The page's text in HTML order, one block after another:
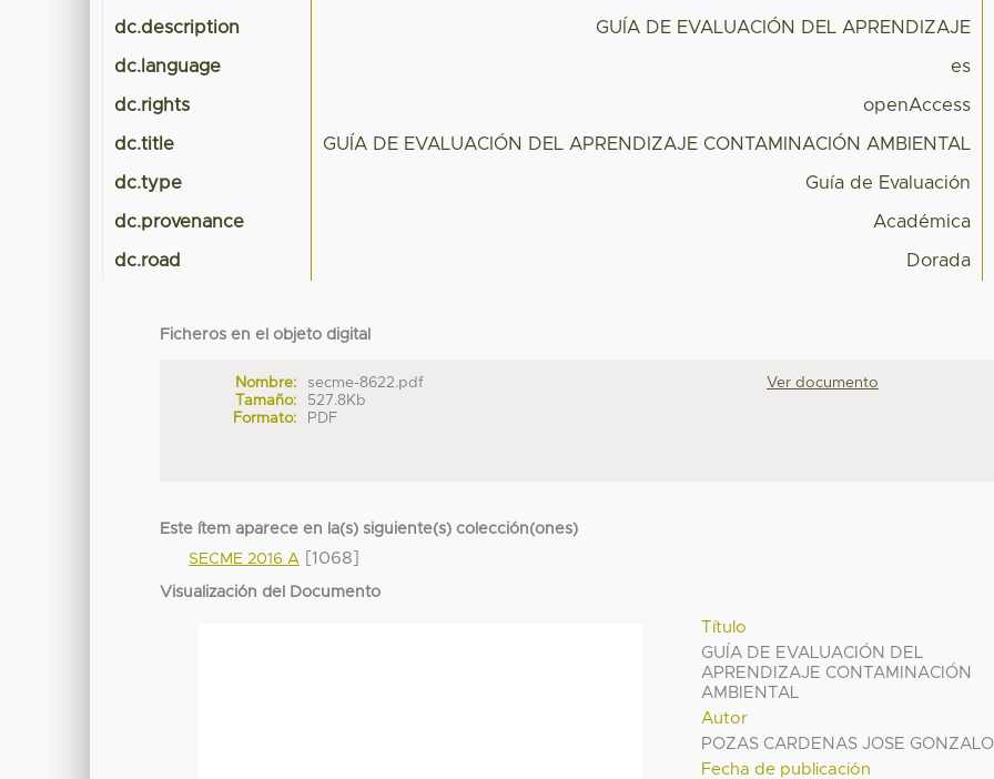
dc.description GUÍA DE EVALUACIÓN DEL APRENDIZAJE
dc.language es
dc.rights openAccess
dc.title GUÍA DE EVALUACIÓN DEL APRENDIZAJE CONTAMINACIÓN AMBIENTAL
dc.type Guía de Evaluación
dc.provenance Académica
dc.road Dorada
Ficheros en el objeto digital
Nombre:
secme-8622.pdf
Tamaño:
527.8Kb
Formato:
PDF
Ver documento
Este ítem aparece en la(s) siguiente(s) colección(ones)
SECME 2016 A [1068]
Visualización del Documento
Título
GUÍA DE EVALUACIÓN DEL
APRENDIZAJE CONTAMINACIÓN
AMBIENTAL
Autor
POZAS CARDENAS JOSE GONZALO
Fecha de publicación